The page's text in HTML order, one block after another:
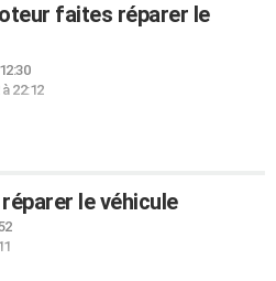
faites réparer le
22:12
le véhicule